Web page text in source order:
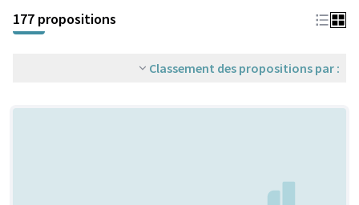
177 propositions
Classement des propositions par :